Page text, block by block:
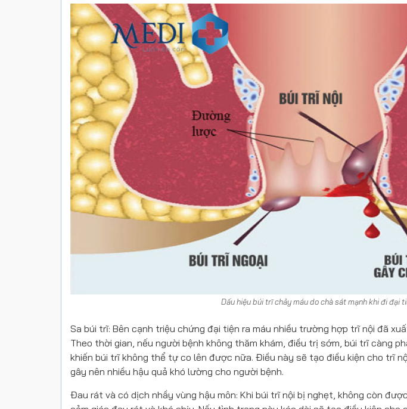
Dấu hiệu búi trĩ chảy máu do chà sát mạnh khi đi đại
Sa búi trĩ: Bên cạnh triệu chứng đại tiện ra máu nhiều trường hợp trĩ nội đã
Theo thời gian, nếu người bệnh không thăm khám, điều trị sớm, búi trĩ càng
khiến búi trĩ không thể tự co lên được nữa. Điều này sẽ tạo điều kiện cho trĩ
gây nên nhiều hậu quả khó lường cho người bệnh.
Đau rát và có dịch nhầy vùng hậu môn: Khi búi trĩ nội bị nghẹt, không còn